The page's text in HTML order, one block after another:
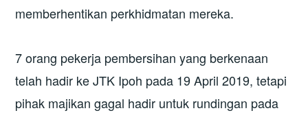
memberhentikan perkhidmatan mereka.
7 orang pekerja pembersihan yang berkenaan
telah hadir ke JTK Ipoh pada 19 April 2019, tetapi
pihak majikan gagal hadir untuk rundingan pada